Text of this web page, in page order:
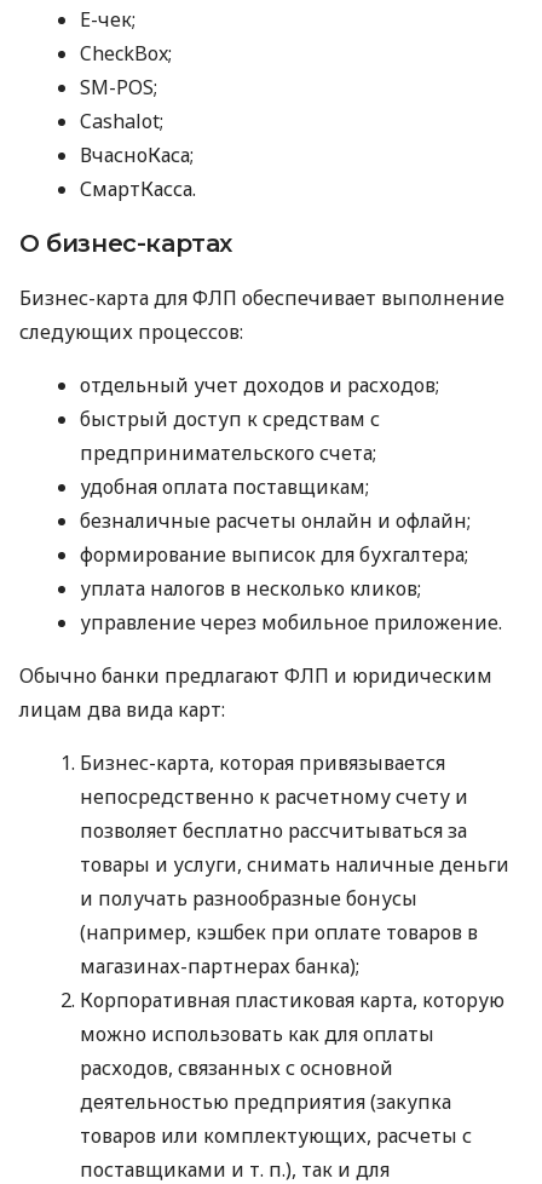
E-чек;
CheckBox;
SM-POS;
Cashalot;
ВчасноКаса;
СмартКасса.
О бизнес-картах
Бизнес-карта для ФЛП обеспечивает выполнение
следующих процессов:
отдельный учет доходов и расходов;
быстрый доступ к средствам с
предпринимательского счета;
удобная оплата поставщикам;
безналичные расчеты онлайн и офлайн;
формирование выписок для бухгалтера;
уплата налогов в несколько кликов;
управление через мобильное приложение.
Обычно банки предлагают ФЛП и юридическим
лицам два вида карт:
Бизнес-карта, которая привязывается
непосредственно к расчетному счету и
позволяет бесплатно рассчитываться за
товары и услуги, снимать наличные деньги
и получать разнообразные бонусы
(например, кэшбек при оплате товаров в
магазинах-партнерах банка);
Корпоративная пластиковая карта, которую
можно использовать как для оплаты
расходов, связанных с основной
деятельностью предприятия (закупка
товаров или комплектующих, расчеты с
поставщиками и т. п.), так и для